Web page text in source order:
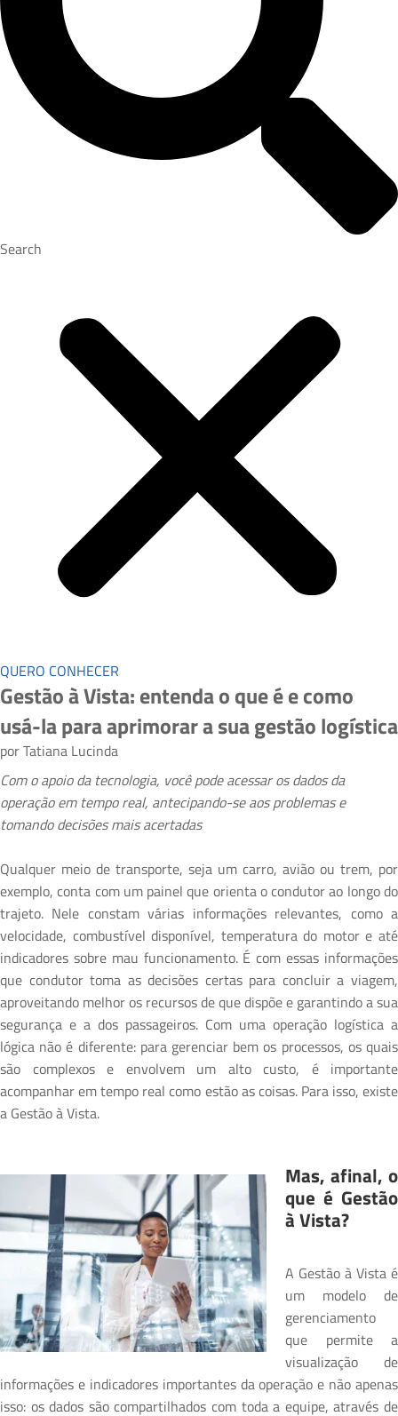
Search
QUERO CONHECER
Gestão à Vista: entenda o que é e como
usá-la para aprimorar a sua gestão logística
porTatiana Lucinda
Com o apoio da tecnologia, você pode acessar os dados da
operação em tempo real, antecipando-se aos problemas e
tomando decisões mais acertadas
Qualquer meio de transporte, seja um carro, avião ou trem, por
exemplo, conta com um painel que orienta o condutor ao longo do
trajeto. Nele constam várias informações relevantes, como a
velocidade, combustível disponível, temperatura do motor e até
indicadores sobre mau funcionamento. É com essas informações
que condutor toma as decisões certas para concluir a viagem,
aproveitando melhor os recursos de que dispõe e garantindo a sua
segurança e a dos passageiros. Com uma operação logística a
lógica não é diferente: para gerenciar bem os processos, os quais
são complexos e envolvem um alto custo, é importante
acompanhar em tempo real como estão as coisas. Para isso, existe
a Gestão à Vista.
Mas, afinal, o
que é Gestão
à Vista?
A Gestão à Vista é
um modelo de
gerenciamento
que permite a
visualização de
informações e indicadores importantes da operação e não apenas
isso: os dados são compartilhados com toda a equipe, através de